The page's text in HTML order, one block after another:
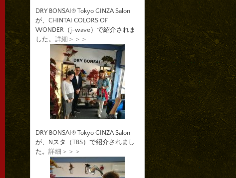
DRY BONSAI® Tokyo GINZA Salon
が、CHINTAI COLORS OF
WONDER（j-wave）で紹介されま
した。 詳細＞＞＞
DRY BONSAI® Tokyo GINZA Salon
が、Nスタ（TBS）で紹介されまし
た。 詳細＞＞＞